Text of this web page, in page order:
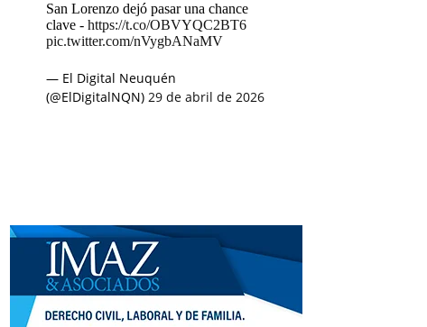
San Lorenzo dejó pasar una chance
clave - https://t.co/OBVYQC2BT6
pic.twitter.com/nVygbANaMV
— El Digital Neuquén
(@ElDigitalNQN) 29 de abril de 2026